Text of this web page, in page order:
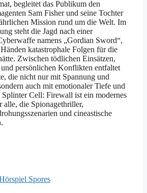
begleitet das Publikum den
Sam Fisher und seine Tochter
Mission rund um die Welt. Im
steht die Jagd nach einer
namens „Gordian Sword“,
katastrophale Folgen für die
Zwischen tödlichen Einsätzen,
persönlichen Konflikten entfaltet
die nicht nur mit Spannung und
auch mit emotionaler Tiefe und
Cell: Firewall ist ein modernes
alle, die Spionagethriller,
und cineastische